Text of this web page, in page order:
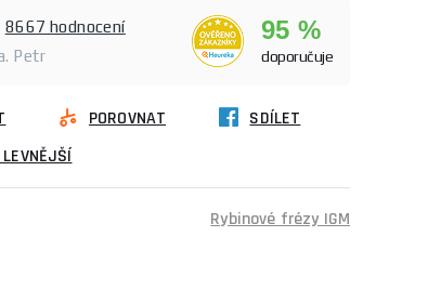
8667 hodnocení
Petr
95 %
doporučuje
POROVNAT
SDÍLET
Rybinové frézy IGM